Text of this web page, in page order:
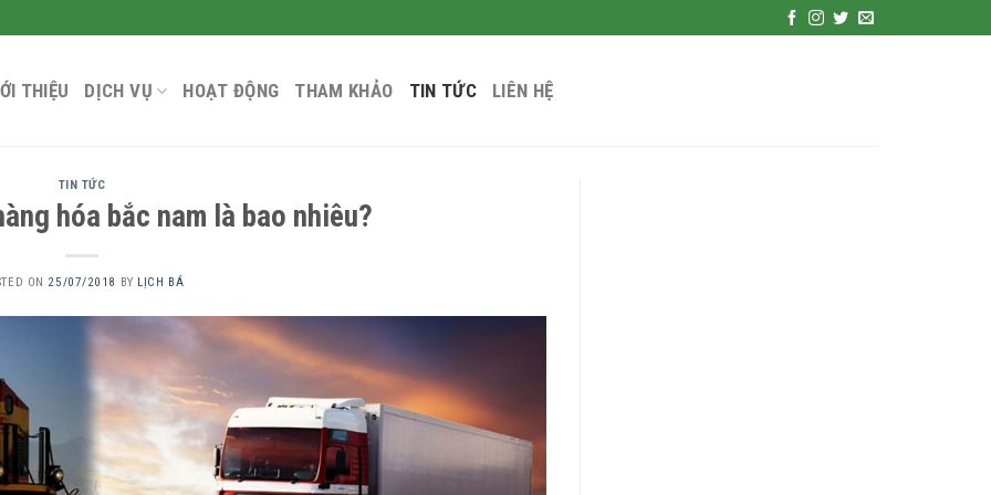
THIỆU DỊCH VỤ HOẠT ĐỘNG THAM KHẢO TIN TỨC LIÊN HỆ
TIN TỨC
hóa bắc nam là bao nhiêu?
ON 25/07/2018 BY LỊCH BÁ